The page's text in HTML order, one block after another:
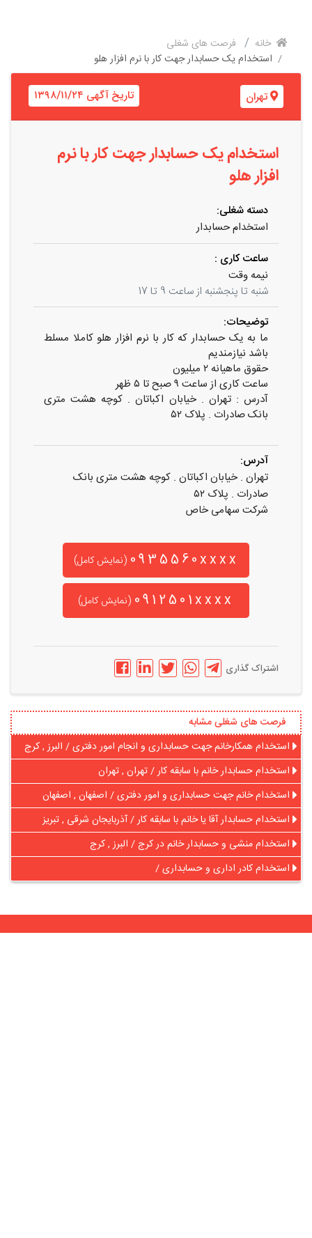
خانه
فرصت های شغلی
استخدام یک‌ حسابدار جهت کار با نرم افزار هلو
تهران تاریخ آگهی ۱۳۹۸/۱۱/۲۴
استخدام یک‌ حسابدار جهت کار با نرم
افزار هلو
دسته شغلی:
استخدام حسابدار
ساعت کاری :
نیمه وقت
شنبه تا پنجشنبه از ساعت 9 تا 17
توضیحات:
ما به یک حسابدار که کار با نرم افزار هلو کاملا مسلط
باشد نیازمندیم
حقوق ماهیانه ۲ میلیون
ساعت کاری از ساعت ۹ صبح تا ۵ ظهر
آدرس : تهران . خیابان اکباتان . کوچه هشت متری
بانک صادرات . پلاک ۵۲
آدرس:
تهران . خیابان اکباتان . کوچه هشت متری بانک
صادرات . پلاک ۵۲
شرکت سهامی خاص
0935560xxxx (نمایش کامل)
0912501xxxx (نمایش کامل)
اشتراک گذاری
فرصت های شغلی مشابه
استخدام همکارخانم جهت حسابداری و انجام امور دفتری / البرز , کرج
استخدام حسابدار خانم با سابقه کار / تهران , تهران
استخدام خانم جهت حسابداری و امور دفتری / اصفهان , اصفهان
استخدام حسابدار آقا یا خانم با سابقه کار / آذربایجان شرقی , تبریز
استخدام منشی و حسابدار خانم در کرج / البرز , کرج
استخدام کادر اداری و حسابداری /